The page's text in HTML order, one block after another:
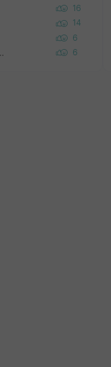
16
14
6
을 올리는건 비추이긴함 6